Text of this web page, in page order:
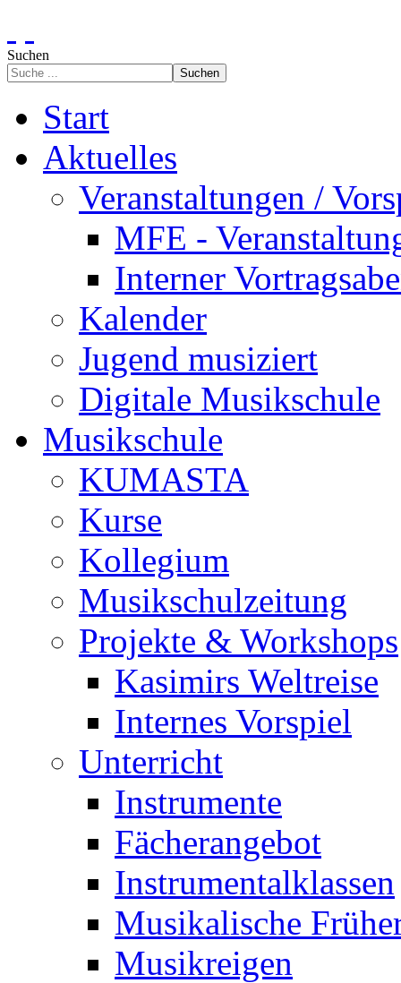
Suchen
Suchen
Start
Aktuelles
Veranstaltungen /
MFE -
Interner
Kalender
Jugend musiziert
Digitale Musikschule
Musikschule
KUMASTA
Kurse
Kollegium
Musikschulzeitung
Projekte & Workshops
Kasimirs Weltreise
Internes Vorspiel
Unterricht
Instrumente
Fächerangebot
Instrumentalklassen
Musikalische
Musikreigen